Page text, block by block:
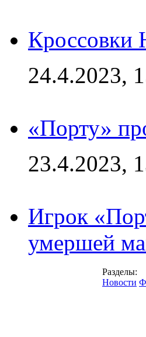
Кроссовки
24.4.2023,
«Порту»
23.4.2023,
Игрок
умершей
Разделы:
Новости